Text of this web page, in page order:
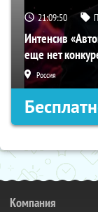
21:09:49
Интенсив
еще нет
Россия
Компания